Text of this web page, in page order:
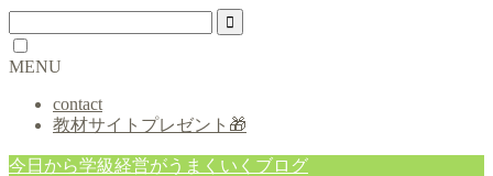
MENU
contact
教材サイトプレゼント🎁
今日から学級経営がうまくいくブログ